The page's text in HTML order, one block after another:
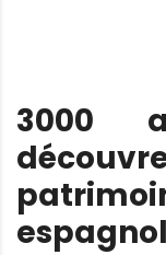
3000
espagnol